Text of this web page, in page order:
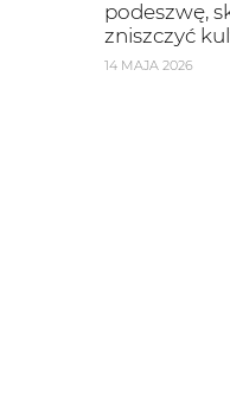
podeszwę,
zniszczyć
14 MAJA 2026